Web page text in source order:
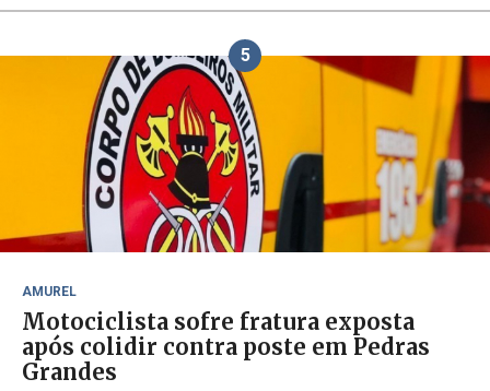
5
AMUREL
Motociclista sofre fratura exposta
após colidir contra poste em Pedras
Grandes